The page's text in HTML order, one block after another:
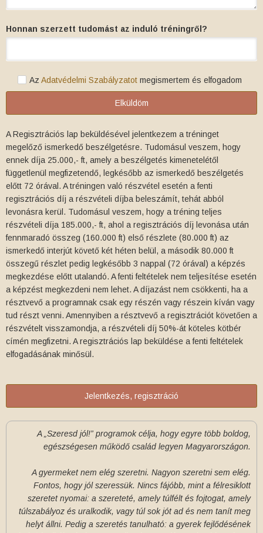
Honnan szerzett tudomást az induló tréningről?
Az Adatvédelmi Szabályzatot megismertem és elfogadom
Elküldöm
A Regisztrációs lap beküldésével jelentkezem a tréninget
megelőző ismerkedő beszélgetésre. Tudomásul veszem, hogy
ennek díja 25.000,- ft, amely a beszélgetés kimenetelétől
függetlenül megfizetendő, legkésőbb az ismerkedő beszélgetés
előtt 72 órával. A tréningen való részvétel esetén a fenti
regisztrációs díj a részvételi díjba beleszámít, tehát abból
levonásra kerül. Tudomásul veszem, hogy a tréning teljes
részvételi díja 185.000,- ft, ahol a regisztrációs díj levonása után
fennmaradó összeg (160.000 ft) első részlete (80.000 ft) az
ismerkedő interjút követő két héten belül, a második 80.000 ft
összegű részlet pedig legkésőbb 3 nappal (72 órával) a képzés
megkezdése előtt utalandó. A fenti feltételek nem teljesítése esetén
a képzést megkezdeni nem lehet. A díjazást nem csökkenti, ha a
résztvevő a programnak csak egy részén vagy részein kíván vagy
tud részt venni. Amennyiben a résztvevő a regisztrációt követően a
részvételt visszamondja, a részvételi díj 50%-át köteles kötbér
címén megfizetni. A regisztrációs lap beküldése a fenti feltételek
elfogadásának minősül.
Jelentkezés, regisztráció
A „Szeresd jól!” programok célja, hogy egyre több boldog,
egészségesen működő család legyen Magyarországon.
A gyermeket nem elég szeretni. Nagyon szeretni sem elég.
Fontos, hogy jól szeressük. Nincs fájóbb, mint a félresiklott
szeretet nyomai: a szereteté, amely túlfélt és fojtogat, amely
túlszabályoz és uralkodik, vagy túl sok jót ad és nem tanít meg
helyt állni. Pedig a szeretés tanulható: a gyerek fejlődésének